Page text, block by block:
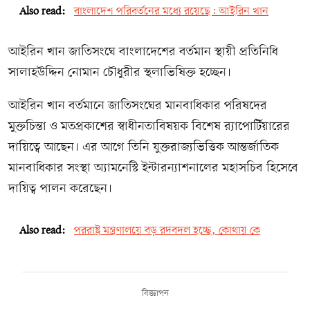
Also read: বাংলাদেশ পরিবর্তনের মধ্যে রয়েছে: আইরিন খান
আইরিন খান জাতিসংঘে বাংলাদেশের বর্তমান স্থায়ী প্রতিনিধি
সালাহউদ্দিন নোমান চৌধুরীর স্থলাভিষিক্ত হচ্ছেন।
আইরিন খান বর্তমানে জাতিসংঘের মানবাধিকার পরিষদের
মুক্তচিন্তা ও মতপ্রকাশের স্বাধীনতাবিষয়ক বিশেষ র‌্যাপোর্টিয়ারের
দায়িত্বে আছেন। এর আগে তিনি যুক্তরাজ্যভিত্তিক আন্তর্জাতিক
মানবাধিকার সংস্থা অ্যামনেস্টি ইন্টারন্যাশনালের মহাসচিব হিসেবে
দায়িত্ব পালন করেছেন।
Also read: পররাষ্ট্র মন্ত্রণালয়ে বড় রদবদল হচ্ছে, কোথায় কে
বিজ্ঞাপন